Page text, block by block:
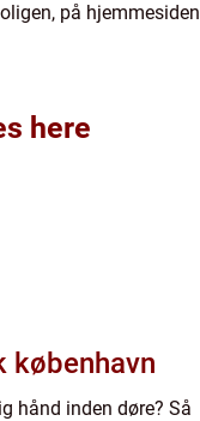
på hjemmesiden
here
københavn
hånd inden døre? Så